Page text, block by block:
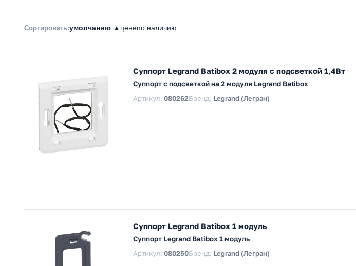
Сортировать:умолчанию ▲ ценепо наличию
Суппорт Legrand Batibox 2 модуля с подсветкой 1,4Вт
Суппорт с подсветкой на 2 модуля Legrand Batibox
Артикул: 080262Бренд: Legrand (Легран)
Суппорт Legrand Batibox 1 модуль
Суппорт Legrand Batibox 1 модуль
Артикул: 080250Бренд: Legrand (Легран)